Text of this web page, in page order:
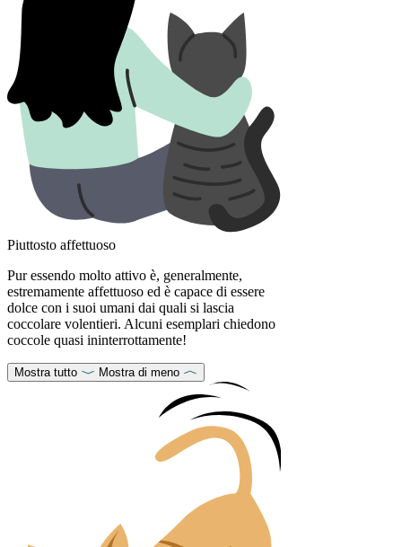
Piuttosto affettuoso
Pur essendo molto attivo è, generalmente,
estremamente affettuoso ed è capace di essere
dolce con i suoi umani dai quali si lascia
coccolare volentieri. Alcuni esemplari chiedono
coccole quasi ininterrottamente!
Mostra tutto Mostra di meno